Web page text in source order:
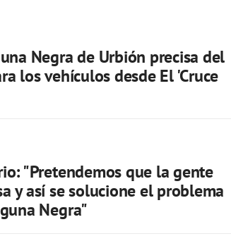
Negra de Urbión precisa del
los vehículos desde El 'Cruce
"Pretendemos que la gente
y así se solucione el problema
Negra"